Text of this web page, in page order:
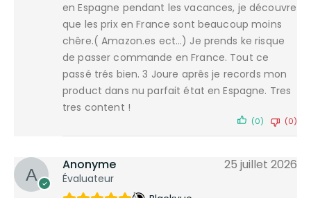
en Espagne pendant les vacances, je découvre
que les prix en France sont beaucoup moins
chêre.( Amazon.es ect…) Je prends ke risque
de passer commande en France. Tout ce
passé trés bien. 3 Joure aprês je records mon
product dans nu parfait état en Espagne. Tres
tres content !
(0) (0)
Anonyme
Évaluateur
25 juillet 2026